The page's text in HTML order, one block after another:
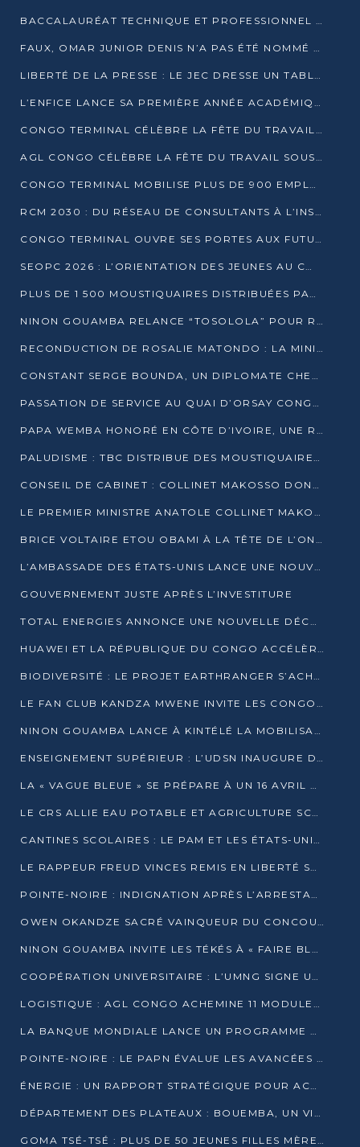
BACCALAURÉAT TECHNIQUE ET PROFESSIONNEL : 16 352 CANDIDATS LANCÉS DANS LES ÉPREUVES D’EPS
FAUX, OMAR JUNIOR DENIS N’A PAS ÉTÉ NOMMÉ AIDE DE CAMP ADJOINT DE DENIS SASSOU NGUESSO
LIBERTÉ DE LA PRESSE : LE JEC DRESSE UN TABLEAU PRÉOCCUPANT AU CONGO
L’ENFICE LANCE SA PREMIÈRE ANNÉE ACADÉMIQUE AVEC 100 FUTURS ENSEIGNANTS
CONGO TERMINAL CÉLÈBRE LA FÊTE DU TRAVAIL AVEC SES COLLABORATEURS À POINTE-NOIRE
AGL CONGO CÉLÈBRE LA FÊTE DU TRAVAIL SOUS LE SIGNE DE LA COHÉSION
CONGO TERMINAL MOBILISE PLUS DE 900 EMPLOYÉS AUTOUR DE LA SÉCURITÉ AU TRAVAIL
RCM 2030 : DU RÉSEAU DE CONSULTANTS À L’INSTRUMENT DE PUISSANCE EN AFRIQUE FRANCOPHONE
CONGO TERMINAL OUVRE SES PORTES AUX FUTURS INGÉNIEURS AU FORUM DES MÉTIERS D’UCAC-ICAM
SEOPC 2026 : L’ORIENTATION DES JEUNES AU CŒUR DE LA DEUXIÈME ÉDITION
PLUS DE 1 500 MOUSTIQUAIRES DISTRIBUÉES PAR AGL ET CONGO TERMINAL DANS LA LUTTE CONTRE LE PALUDISME
NINON GOUAMBA RELANCE “TOSOLOLA” POUR RENFORCER LE DIALOGUE AVEC LES CITOYENS
RECONDUCTION DE ROSALIE MATONDO : LA MINISTRE PROMET D’ACCÉLÉRER LE TRAITEMENT DES DOSSIERS ET DE RELEVER DE NOUVEAUX DÉFIS
CONSTANT SERGE BOUNDA, UN DIPLOMATE CHEVRONNÉ AUX COMMANDES DES AFFAIRES ÉTRANGÈRES
PASSATION DE SERVICE AU QUAI D’ORSAY CONGOLAIS : GAKOSSO PASSE LE FLAMBEAU À BOUNDA
PAPA WEMBA HONORÉ EN CÔTE D’IVOIRE, UNE RUE PORTE DÉSORMAIS SON NOM
PALUDISME : TBC DISTRIBUE DES MOUSTIQUAIRES DANS DEUX CSI DE BRAZZAVILLE
CONSEIL DE CABINET : COLLINET MAKOSSO DONNE SES DERNIÈRES ORIENTATIONS
LE PREMIER MINISTRE ANATOLE COLLINET MAKOSSO DÉMISSIONNE AVEC SON GOUVERNEMENT
BRICE VOLTAIRE ETOU OBAMI À LA TÊTE DE L’ONEC-C POUR TROIS ANS
L’AMBASSADE DES ÉTATS-UNIS LANCE UNE NOUVELLE COHORTE DU PROGRAMME ACCESS MICRO-SCHOLARSHIP
GOUVERNEMENT JUSTE APRÈS L’INVESTITURE
TOTAL ENERGIES ANNONCE UNE NOUVELLE DÉCOUVERTE D’HYDROCARBURES SUR LE PERMIS MOHO AU LARGE DU CONGO
HUAWEI ET LA RÉPUBLIQUE DU CONGO ACCÉLÈRENT LEUR PARTENARIAT
BIODIVERSITÉ : LE PROJET EARTHRANGER S’ACHÈVE, MAIS LES DÉFIS DEMEURENT
LE FAN CLUB KANDZA MWENE INVITE LES CONGOLAIS À UNE FORTE AFFLUENCE AU STADE DE KINTÉLÉ
NINON GOUAMBA LANCE À KINTÉLÉ LA MOBILISATION POUR L’INVESTITURE DR DSN
ENSEIGNEMENT SUPÉRIEUR : L’UDSN INAUGURE DES LABORATOIRES POUR BOOSTER LA FORMATION PRATIQUE
LA « VAGUE BLEUE » SE PRÉPARE À UN 16 AVRIL HISTORIQUE
LE CRS ALLIE EAU POTABLE ET AGRICULTURE SCOLAIRE AU CŒUR DE LA TRANSFORMATION DES ÉCOLES RURALES
CANTINES SCOLAIRES : LE PAM ET LES ÉTATS-UNIS AU CONTACT DES ÉCOLIERS DE KINKALA
LE RAPPEUR FREUD VINCES REMIS EN LIBERTÉ SOUS PRESSION MÉDIATIQUE
POINTE-NOIRE : INDIGNATION APRÈS L’ARRESTATION DU RAPPEUR FREUD VINCES
OWEN OKANDZE SACRÉ VAINQUEUR DU CONCOURS SLAM POUR LA VIE
NINON GOUAMBA INVITE LES TÉKÉS À « FAIRE BLOC » POUR PESER DANS LE DÉBAT NATIONAL
COOPÉRATION UNIVERSITAIRE : L’UMNG SIGNE UN ACCORD STRATÉGIQUE AVEC L’UNIVERSITÉ HAINAN EN CHINE
LOGISTIQUE : AGL CONGO ACHEMINE 11 MODULES GÉANTS JUSQU’À BRAZZAVILLE
LA BANQUE MONDIALE LANCE UN PROGRAMME DE 394 MILLIONS DE DOLLARS POUR LE BASSIN DU CONGO
POINTE-NOIRE : LE PAPN ÉVALUE LES AVANCÉES DU MÔLE EST
ÉNERGIE : UN RAPPORT STRATÉGIQUE POUR ACCÉLÉRER LA TRANSITION AU CONGO
DÉPARTEMENT DES PLATEAUX : BOUEMBA, UN VIVIER ÉCONOMIQUE PRÊT À EXPLOSER
GOMA TSÉ-TSÉ : PLUS DE 50 JEUNES FILLES MÈRES SENSIBILISÉES À LA SANTÉ SEXUELLE